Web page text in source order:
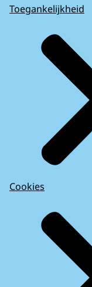
Toegankelijkheid
Cookies